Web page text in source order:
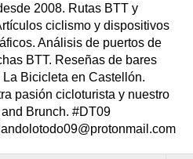
2008. Rutas BTT y
ciclismo y dispositivos
Análisis de puertos de
BTT. Reseñas de bares
Bicicleta en Castellón.
pasión cicloturista y nuestro
Brunch. #DT09